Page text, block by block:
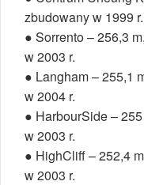
zbudowany w 1999 r.
● Sorrento – 256,3
w 2003 r.
● Langham – 255,1
w 2004 r.
● HarbourSide –
w 2003 r.
● HighCliff – 252,4
w 2003 r.